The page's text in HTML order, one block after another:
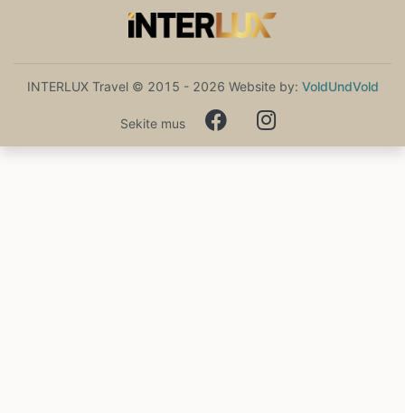
INTERLUX Travel © 2015 - 2026 Website by: VoldUndVold
Sekite mus